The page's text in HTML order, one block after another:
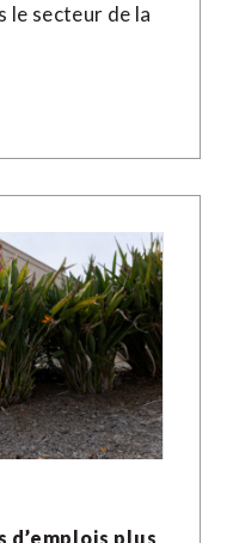
le secteur de la
d’emplois plus